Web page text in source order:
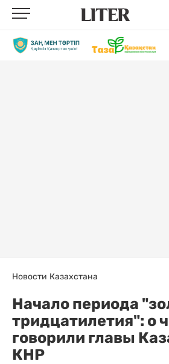
Новости Казахстана
Начало периода
тридцатилетия": о
говорили главы
КНР